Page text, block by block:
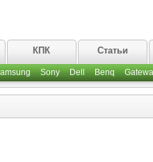
КПК Статьи
Sony Dell Benq